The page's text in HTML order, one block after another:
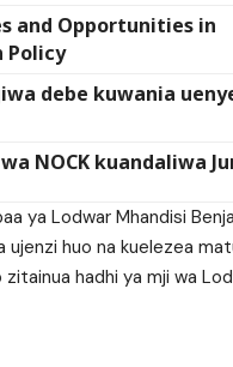
and Opportunities in
debe kuwania
NOCK kuandaliwa
ya Lodwar Mhandisi
ujenzi huo na kuelezea
hadhi ya mji wa